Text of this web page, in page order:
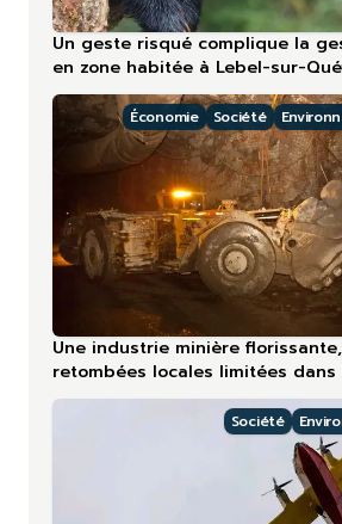
Un geste risqué complique la
en zone habitée à Lebel-sur-
Économie Société
Une industrie minière
retombées locales limitées
nordiques
Société